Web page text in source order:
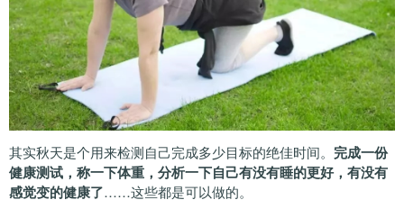
其实秋天是个用来检测自己完成多少目标的绝佳时间。 完成一份
健康测试，称一下体重，分析一下自己有没有睡的更好，有没有
感觉变的健康了……这些都是可以做的。